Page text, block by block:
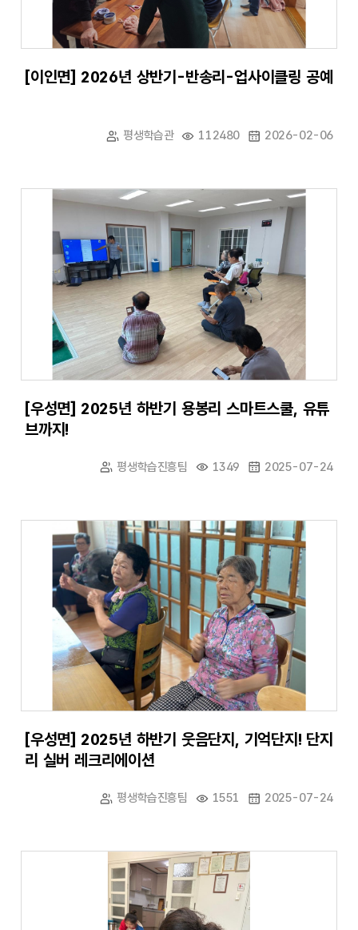
[이인면] 2026년 상반기-반송리-업사이클링 공예
평생학습관 112480 2026-02-06
[우성면] 2025년 하반기 용봉리 스마트스쿨, 유튜
브까지!
평생학습진흥팀 1349 2025-07-24
[우성면] 2025년 하반기 웃음단지, 기억단지! 단지
리 실버 레크리에이션
평생학습진흥팀 1551 2025-07-24